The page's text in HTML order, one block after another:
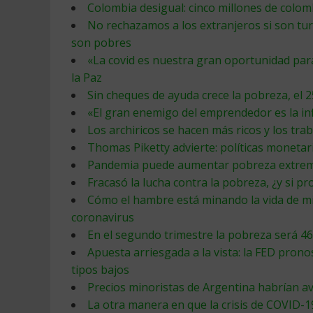
Colombia desigual: cinco millones de
No rechazamos a los extranjeros si son
son pobres
«La covid es nuestra gran oportunidad
la Paz
Sin cheques de ayuda crece la pobreza, el
«El gran enemigo del emprendedor es la
Los archiricos se hacen más ricos y los
Thomas Piketty advierte: políticas
Pandemia puede aumentar pobreza
Fracasó la lucha contra la pobreza, ¿y si
Cómo el hambre está minando la vida de
coronavirus
En el segundo trimestre la pobreza será
Apuesta arriesgada a la vista: la FED
tipos bajos
Precios minoristas de Argentina habrían
La otra manera en que la crisis de